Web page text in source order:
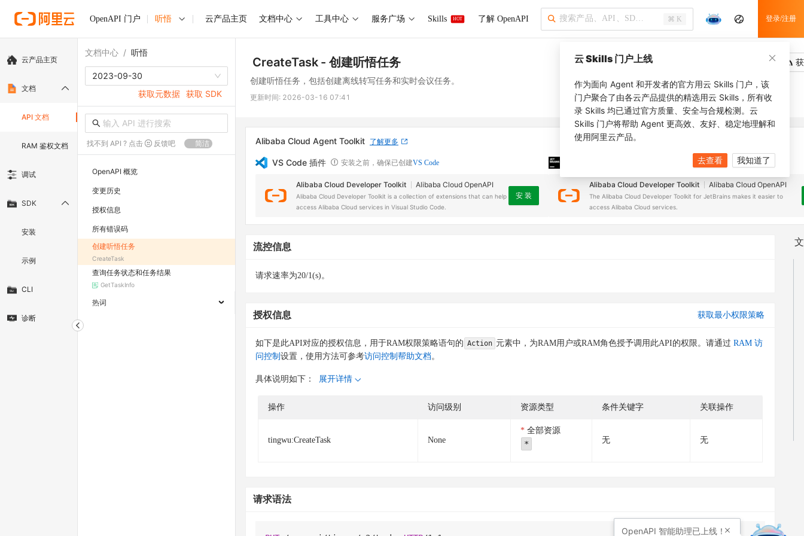
OpenAPI 门户 听悟 云产品主页 文档中心 工具中心 服务广场 Skills HOT 了解 OpenAPI ⌘ K 登录/注册
云产品主页
文档
API 文档
RAM 鉴权文档
调试
SDK
安装
示例
CLI
诊断
文档中心 / 听悟
2023-09-30
获取元数据 获取 SDK
找不到 API ? 点击 反馈吧 简洁
OpenAPI 概览
变更历史
授权信息
所有错误码
创建听悟任务
CreateTask
查询任务状态和任务结果
GetTaskInfo
热词
CreateTask - 创建听悟任务
创建听悟任务，包括创建离线转写任务和实时会议任务。
更新时间: 2026-03-16 07:41
Alibaba Cloud Agent Toolkit 了解更多
VS Code 插件 安装之前，确保已创建VS Code
Alibaba Cloud Developer Toolkit Alibaba Cloud OpenAPI
Alibaba Cloud Developer Toolkit is a collection of extensions that can help
access Alibaba Cloud services in Visual Studio Code.
安 装
安装之前，确保已创建JetBrains IDE
Alibaba Cloud Developer Toolkit Alibaba Cloud OpenAPI
The Alibaba Cloud Developer Toolkit for JetBrains makes it easier to
access Alibaba Cloud services.
流控信息
请求速率为20/1(s)。
授权信息 获取最小权限策略
如下是此API对应的授权信息，用于RAM权限策略语句的 Action 元素中，为RAM用户或RAM角色授予调用此API的权限。请通过 RAM 访
问控制 设置，使用方法可参考访问控制帮助文档。
具体说明如下： 展开详情
操作 访问级别 资源类型 条件关键字 关联操作
tingwu:CreateTask None
全部资源
* 无 无
请求语法
云 Skills 门户上线
作为面向 Agent 和开发者的官方用云 Skills 门户，该
门户聚合了由各云产品提供的精选用云 Skills，所有收
录 Skills 均已通过官方质量、安全与合规检测。云
Skills 门户将帮助 Agent 更高效、友好、稳定地理解和
使用阿里云产品。
去查看 我知道了
OpenAPI 智能助理已上线！